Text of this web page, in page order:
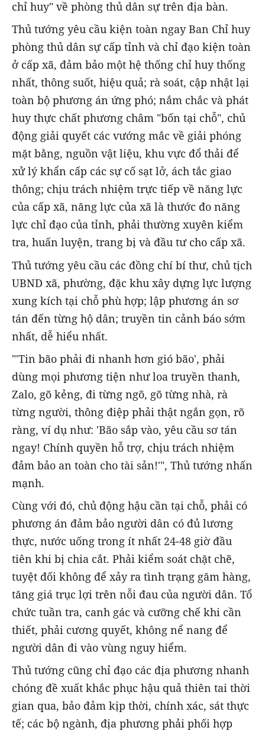
chỉ huy" về phòng thủ dân sự trên địa bàn.
Thủ tướng yêu cầu kiện toàn ngay Ban Chỉ huy
phòng thủ dân sự cấp tỉnh và chỉ đạo kiện toàn
ở cấp xã, đảm bảo một hệ thống chỉ huy thống
nhất, thông suốt, hiệu quả; rà soát, cập nhật lại
toàn bộ phương án ứng phó; nắm chắc và phát
huy thực chất phương châm "bốn tại chỗ", chủ
động giải quyết các vướng mắc về giải phóng
mặt bằng, nguồn vật liệu, khu vực đổ thải để
xử lý khẩn cấp các sự cố sạt lở, ách tắc giao
thông; chịu trách nhiệm trực tiếp về năng lực
của cấp xã, năng lực của xã là thước đo năng
lực chỉ đạo của tỉnh, phải thường xuyên kiểm
tra, huấn luyện, trang bị và đầu tư cho cấp xã.
Thủ tướng yêu cầu các đồng chí bí thư, chủ tịch
UBND xã, phường, đặc khu xây dựng lực lượng
xung kích tại chỗ phù hợp; lập phương án sơ
tán đến từng hộ dân; truyền tin cảnh báo sớm
nhất, dễ hiểu nhất.
"'Tin bão phải đi nhanh hơn gió bão', phải
dùng mọi phương tiện như loa truyền thanh,
Zalo, gõ kẻng, đi từng ngõ, gõ từng nhà, rà
từng người, thông điệp phải thật ngắn gọn, rõ
ràng, ví dụ như: 'Bão sắp vào, yêu cầu sơ tán
ngay! Chính quyền hỗ trợ, chịu trách nhiệm
đảm bảo an toàn cho tài sản!'", Thủ tướng nhấn
mạnh.
Cùng với đó, chủ động hậu cần tại chỗ, phải có
phương án đảm bảo người dân có đủ lương
thực, nước uống trong ít nhất 24-48 giờ đầu
tiên khi bị chia cắt. Phải kiểm soát chặt chẽ,
tuyệt đối không để xảy ra tình trạng găm hàng,
tăng giá trục lợi trên nỗi đau của người dân. Tổ
chức tuần tra, canh gác và cưỡng chế khi cần
thiết, phải cương quyết, không nể nang để
người dân đi vào vùng nguy hiểm.
Thủ tướng cũng chỉ đạo các địa phương nhanh
chóng đề xuất khắc phục hậu quả thiên tai thời
gian qua, bảo đảm kịp thời, chính xác, sát thực
tế; các bộ ngành, địa phương phải phối hợp